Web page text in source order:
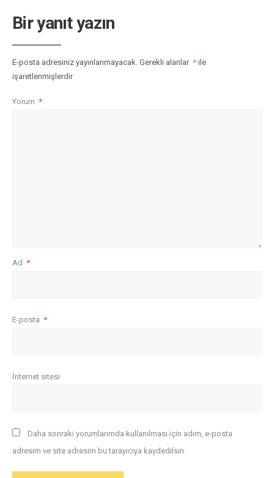
Bir yanıt yazın
E-posta adresiniz yayınlanmayacak. Gerekli alanlar * ile
işaretlenmişlerdir
Yorum *
Ad *
E-posta *
İnternet sitesi
Daha sonraki yorumlarımda kullanılması için adım, e-posta
adresim ve site adresim bu tarayıcıya kaydedilsin.